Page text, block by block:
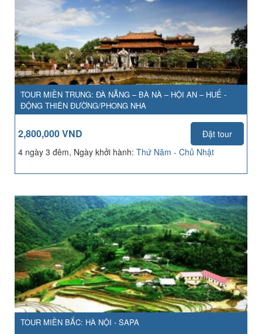
TOUR MIỀN TRUNG: ĐÀ NẴNG – BÀ NÀ – HỘI AN – HUẾ -
ĐỘNG THIÊN ĐƯỜNG/PHONG NHA
2,800,000 VND
Đặt tour
4 ngày 3 đêm, Ngày khởi hành: Thứ Năm - Chủ Nhật
TOUR MIỀN BẮC: HÀ NỘI - SAPA